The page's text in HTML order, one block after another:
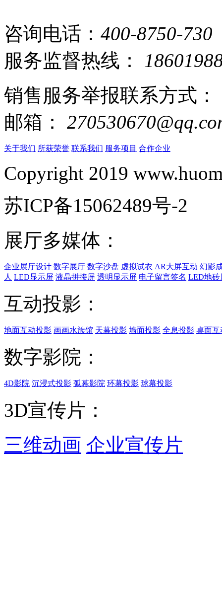
咨询电话： 400-8750-730
服务监督热线：
销售服务举报联系方式：
邮箱：
关于我们 所获荣誉 联系我们 服务项目 合作企业
Copyright 2019
苏ICP备15062489号-2
展厅多媒体：
企业展厅设计 数字展厅 数字沙盘 虚拟试衣 AR大屏互动 幻影
人 LED显示屏 液晶拼接屏 透明显示屏 电子留言签名 LED地砖
互动投影：
地面互动投影 画画水族馆 天幕投影 墙面投影 全息投影 桌面互
数字影院：
4D影院 沉浸式投影 弧幕影院 环幕投影 球幕投影
3D宣传片：
三维动画 企业宣传片